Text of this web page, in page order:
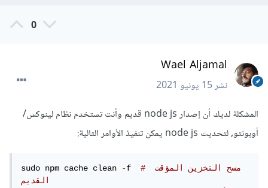
0
Wael Aljamal
نشر15 يونيو 2021
المشكلة لديك أن إصدار node js قديم وأنت تستخدم نظام لينوكس/
أوبونتو, لتحديث node js يمكن تنفيذ الأوامر التالية:
sudo npm cache clean -f # مسح التخزين المؤقت
القديم